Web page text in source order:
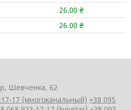
26.00 ₴
26.00 ₴
Шевченка, 62
17 (многоканальный) +38 095